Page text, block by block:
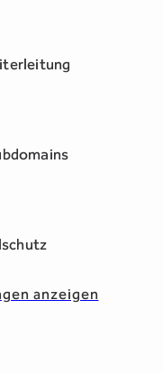
anzeigen